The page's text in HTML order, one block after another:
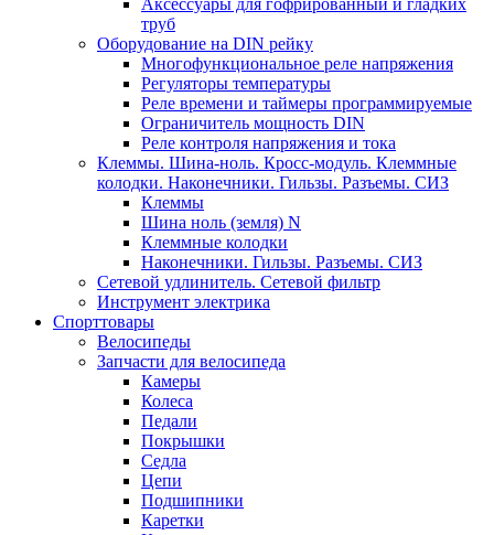
Аксессуары для гофрированный и гладких
труб
Оборудование на DIN рейку
Многофункциональное реле напряжения
Регуляторы температуры
Реле времени и таймеры программируемые
Ограничитель мощность DIN
Реле контроля напряжения и тока
Клеммы. Шина-ноль. Кросс-модуль. Клеммные
колодки. Наконечники. Гильзы. Разъемы. СИЗ
Клеммы
Шина ноль (земля) N
Клеммные колодки
Наконечники. Гильзы. Разъемы. СИЗ
Сетевой удлинитель. Сетевой фильтр
Инструмент электрика
Спорттовары
Велосипеды
Запчасти для велосипеда
Камеры
Колеса
Педали
Покрышки
Седла
Цепи
Подшипники
Каретки